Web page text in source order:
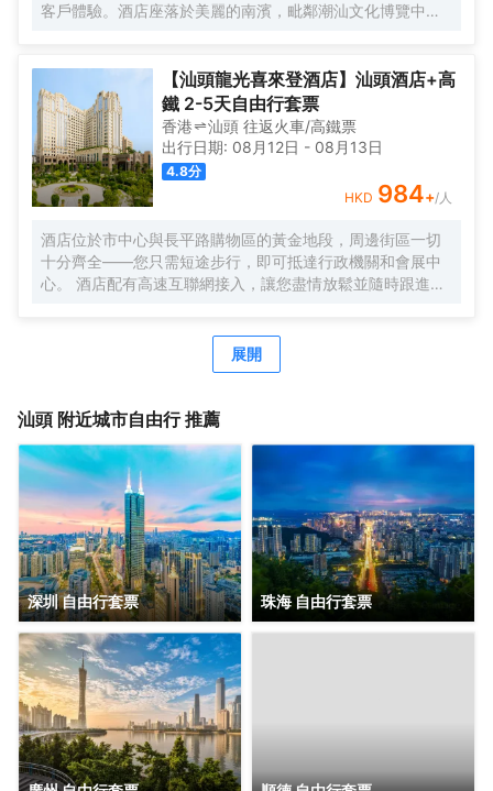
客戶體驗。酒店座落於美麗的南濱，毗鄰潮汕文化博覽中心
咖啡，適合忙碌後的小酌放鬆；二樓設有中餐廳，提供自助
早餐和精緻的潮菜，適合商務宴請和家庭聚會。客房內配備
智能感應控制系統、絲漣床墊、空氣淨化器、Minibar保鮮冰
箱、阿佩利斯洗護套裝等。從設計到服務的各個方面，都充
分考慮到了商務客人的需求，為其提供高效、舒適且便捷的
住宿體驗！
【汕頭龍光喜來登酒店】汕頭酒店+高
鐵 2-5天自由行套票
香港 汕頭 往返火車/高鐵票
出行日期: 08月12日 - 08月13日
4.8分
HKD 984+/人
酒店位於市中心與長平路購物區的黃金地段，周邊街區一切
十分齊全——您只需短途步行，即可抵達行政機關和會展中
心。 酒店配有高速互聯網接入，讓您盡情放鬆並隨時跟進重
展開
汕頭 附近城市自由行 推薦
深圳 自由行套票 珠海 自由行套票